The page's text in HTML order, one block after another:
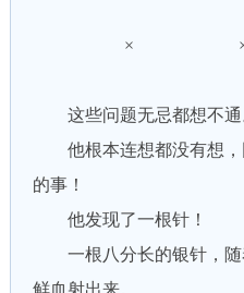
×
这些问题无忌都想不通
他根本连想都没有想，
的事！
他发现了一根针！
一根八分长的银针，随
鲜血射出来。